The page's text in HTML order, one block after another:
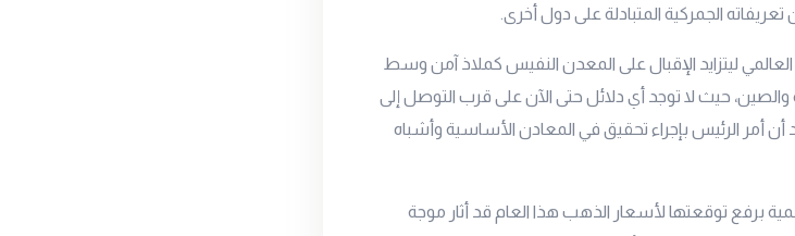
ليتزايد الإقبال على المعدن النفيس كملاذ آمن وسط
والصين، حيث لا توجد أي دلائل حتى الآن على قرب التوصل إلى
أن أمر الرئيس بإجراء تحقيق في المعادن الأساسية وأشباه
برفع توقعتها لأسعار الذهب هذا العام قد أثار موجة